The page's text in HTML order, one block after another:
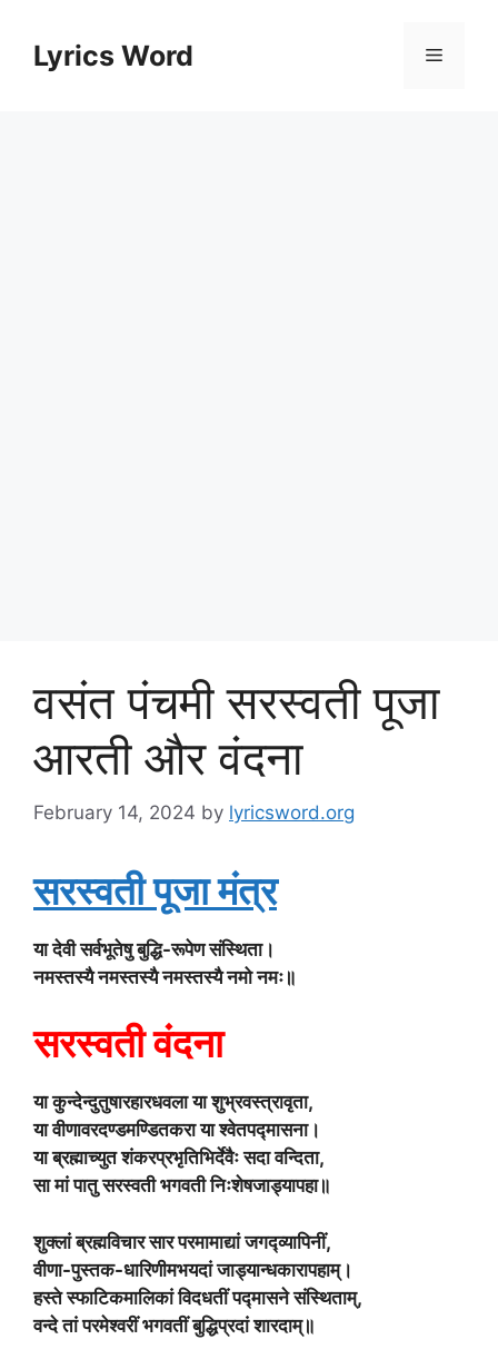
contentLyrics Word Menu
वसंत पंचमी सरस्वती पूजा
आरती और वंदना
February 14, 2024 by lyricsword.org
सरस्वती पूजा मंत्र
या देवी सर्वभूतेषु बुद्धि-रूपेण संस्थिता।
नमस्तस्यै नमस्तस्यै नमस्तस्यै नमो नमः॥
सरस्वती वंदना
या कुन्देन्दुतुषारहारधवला या शुभ्रवस्त्रावृता,
या वीणावरदण्डमण्डितकरा या श्वेतपद्मासना।
या ब्रह्माच्युत शंकरप्रभृतिभिर्देवैः सदा वन्दिता,
सा मां पातु सरस्वती भगवती निःशेषजाड्यापहा॥
शुक्लां ब्रह्मविचार सार परमामाद्यां जगद्व्यापिनीं,
वीणा-पुस्तक-धारिणीमभयदां जाड्यान्धकारापहाम्।
हस्ते स्फाटिकमालिकां विदधतीं पद्मासने संस्थिताम्,
वन्दे तां परमेश्वरीं भगवतीं बुद्धिप्रदां शारदाम्॥